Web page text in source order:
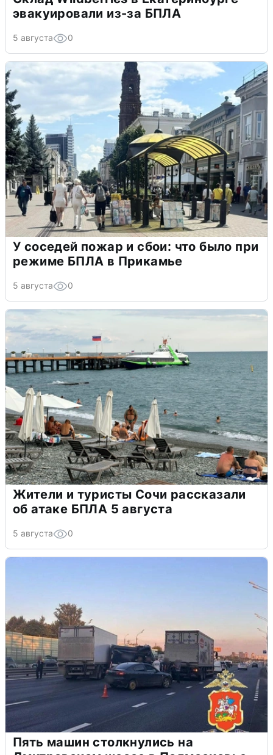
эвакуировали из-за БПЛА
5 августа 0
У соседей пожар и сбои: что было при
режиме БПЛА в Прикамье
5 августа 0
Жители и туристы Сочи рассказали
об атаке БПЛА 5 августа
5 августа 0
Пять машин столкнулись на